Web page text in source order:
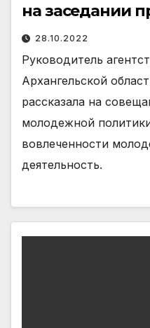
на заседании
28.10.2022
Руководитель
Архангельской
рассказала на
молодежной
вовлеченности
деятельность.